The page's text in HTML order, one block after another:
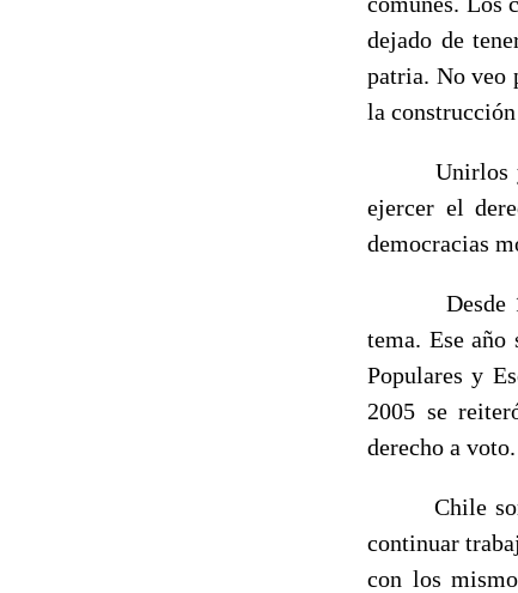
dejado de
patria. No veo
la
Unirlos y
ejercer el
democracias
Desde
tema. Ese
Populares y
2005 se
derecho a voto.
Chile
continuar
con los